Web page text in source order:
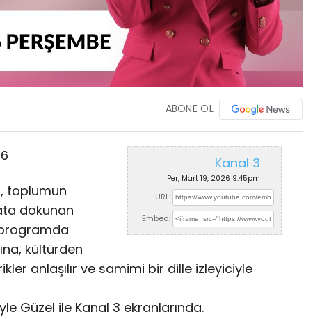
ABONE OL
Kanal 3
Per, Mart 19, 2026 9:45pm
URL:
Embed:
toplumun
dokunan
kültürden
anlaşılır ve samimi bir dille izleyiciyle
Güzel ile Kanal 3 ekranlarında.